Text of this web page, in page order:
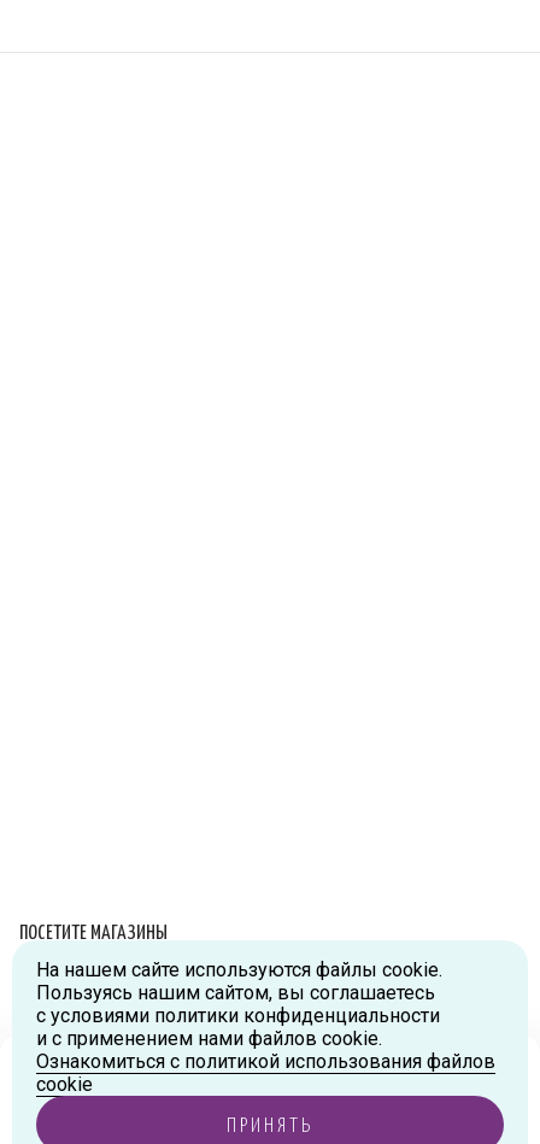
Ваш городМосква?
ИЗМЕНИТЬ ГОРОД
ПОСЕТИТЕ МАГАЗИНЫ
Схема проезда
г.Москва, ул.Большая Новодмитровская, д.36, стр.2., вход №5
Дизайн-завод «FLACON»
Тел: +7 (916) 215-94-95
г.Москва, ул. Орджоникидзе, д.9, к.1
Тел:
На нашем сайте используются файлы cookie.
Пользуясь нашим сайтом, вы соглашаетесь
с условиями политики конфиденциальности
и с применением нами файлов cookie.
Ознакомиться с политикой использования файлов
cookie
ПРИНЯТЬ